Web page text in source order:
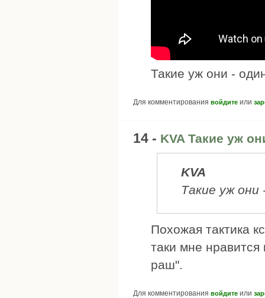
Такие уж они -
Для комментирования войдите или
14 - KVA Такие уж
KVA
Такие уж они
Похожая тактика
таки мне нравится
раш".
Для комментирования войдите или